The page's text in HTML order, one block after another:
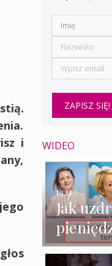
i
WIDEO
Jak
FILM